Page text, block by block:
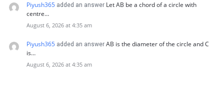
Piyush365 added an answer Let AB be a chord of a circle with
centre…
August 6, 2026 at 4:35 am
Piyush365 added an answer AB is the diameter of the circle and C
is…
August 6, 2026 at 4:35 am